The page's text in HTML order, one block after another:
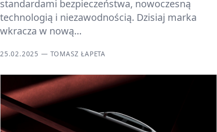
standardami bezpieczeństwa, nowoczesną
technologią i niezawodnością. Dzisiaj marka
wkracza w nową…
25.02.2025 — TOMASZ ŁAPETA